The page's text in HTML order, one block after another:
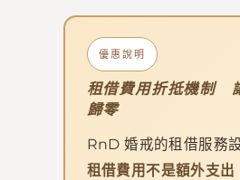
優惠說明
租借費用折抵機制
歸零
RnD 婚戒的租借服務
租借費用不是額外支出